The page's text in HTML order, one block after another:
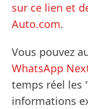
sur ce lien et
Auto.com.
Vous pouvez
WhatsApp
temps réel les
informations